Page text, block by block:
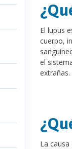
El lupus
cuerpo,
el
extrañas.
La